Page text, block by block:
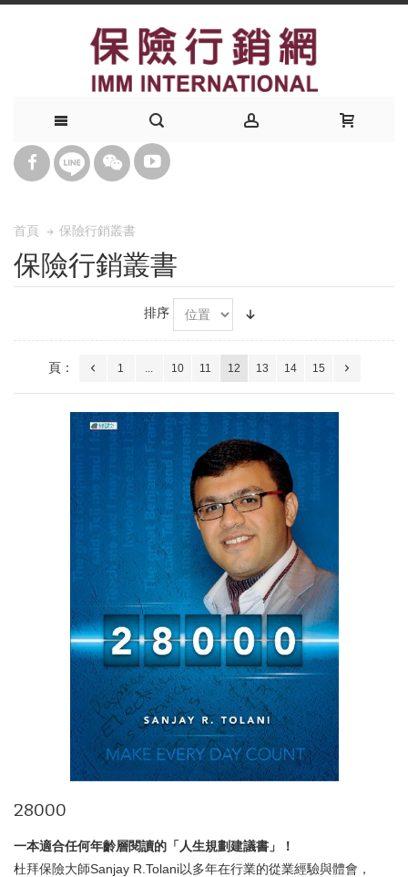
首頁 保險行銷叢書
保險行銷叢書
排序
頁： 1 ... 10 11 12 13 14 15
28000
一本適合任何年齡層閱讀的「人生規劃建議書」！
杜拜保險大師Sanjay R.Tolani以多年在行業的從業經驗與體會，